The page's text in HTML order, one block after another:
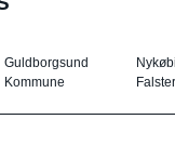
Guldborgsund
Kommune
Falster